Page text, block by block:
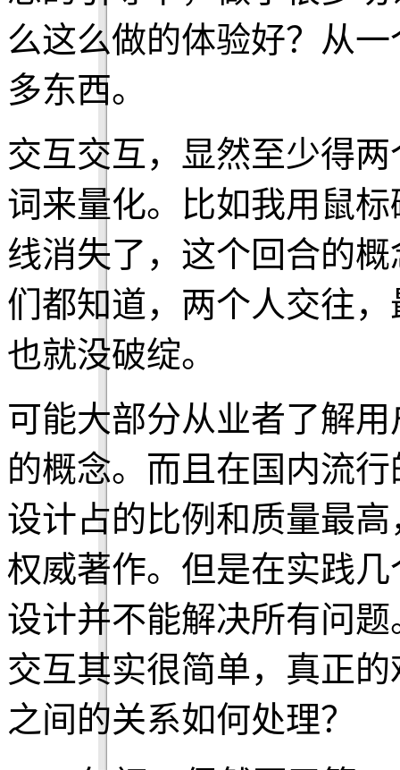
么这么做的体验好？从
多东西。
交互交互，显然至少得
词来量化。比如我用鼠
线消失了，这个回合的
们都知道，两个人交往
也就没破绽。
可能大部分从业者了解
的概念。而且在国内流
设计占的比例和质量最
权威著作。但是在实践
设计并不能解决所有问
交互其实很简单，真正
之间的关系如何处理？